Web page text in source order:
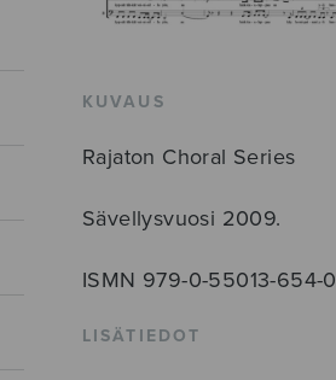
KUVAUS
Rajaton Choral Series
Sävellysvuosi 2009.
ISMN 979-0-55013-654-0
LISÄTIEDOT